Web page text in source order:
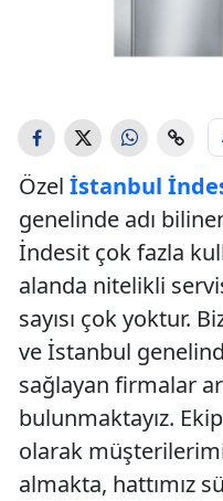
Özel İstanbul
genelinde adı
İndesit çok fazla
alanda nitelikli
sayısı çok yoktur.
ve İstanbul
sağlayan firmalar
bulunmaktayız.
olarak
almakta, hattımız